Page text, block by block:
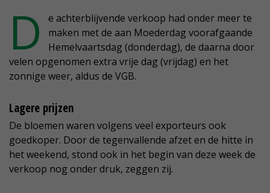
D
e achterblijvende verkoop had onder meer te
maken met de aan Moederdag voorafgaande
Hemelvaartsdag (donderdag), de daarna door
velen opgenomen extra vrije dag (vrijdag) en het
zonnige weer, aldus de VGB.
Lagere prijzen
De bloemen waren volgens veel exporteurs ook
goedkoper. Door de tegenvallende afzet en de hitte in
het weekend, stond ook in het begin van deze week de
verkoop nog onder druk, zeggen zij.